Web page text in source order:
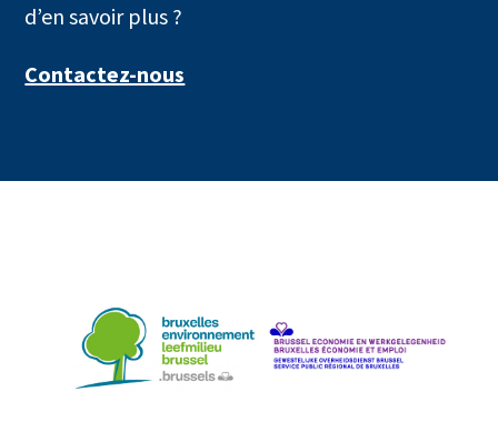
d’en savoir plus ?
Contactez-nous